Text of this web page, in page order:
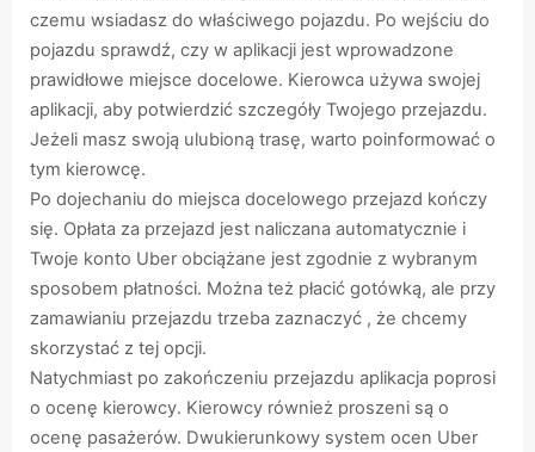
czemu wsiadasz do właściwego pojazdu. Po wejściu do
pojazdu sprawdź, czy w aplikacji jest wprowadzone
prawidłowe miejsce docelowe. Kierowca używa swojej
aplikacji, aby potwierdzić szczegóły Twojego przejazdu.
Jeżeli masz swoją ulubioną trasę, warto poinformować o
tym kierowcę.
Po dojechaniu do miejsca docelowego przejazd kończy
się. Opłata za przejazd jest naliczana automatycznie i
Twoje konto Uber obciążane jest zgodnie z wybranym
sposobem płatności. Można też płacić gotówką, ale przy
zamawianiu przejazdu trzeba zaznaczyć , że chcemy
skorzystać z tej opcji.
Natychmiast po zakończeniu przejazdu aplikacja poprosi
o ocenę kierowcy. Kierowcy również proszeni są o
ocenę pasażerów. Dwukierunkowy system ocen Uber